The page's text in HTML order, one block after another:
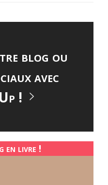
blog ou
avec
!
en livre !